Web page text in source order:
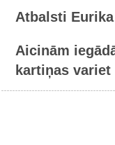
Atbalsti
Aicinām
kartiņas variet